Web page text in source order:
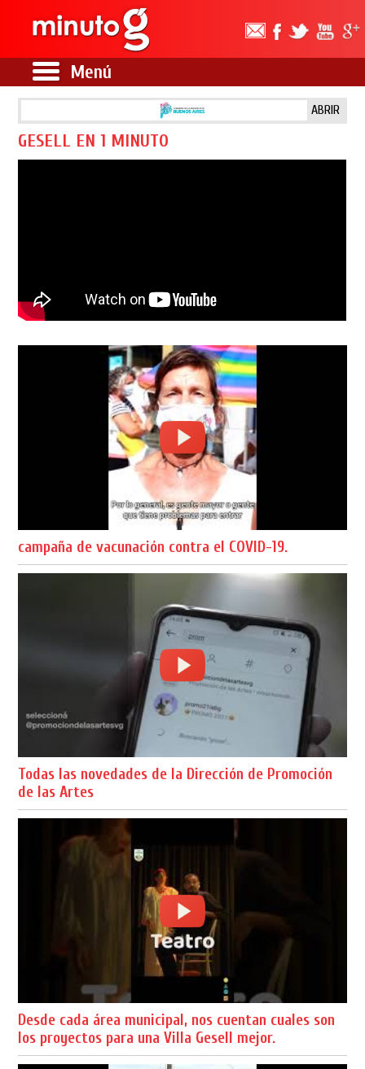
Menú
ABRIR
GESELL EN 1 MINUTO
campaña de vacunación contra el COVID-19.
Todas las novedades de la Dirección de Promoción
de las Artes
Desde cada área municipal, nos cuentan cuales son
los proyectos para una Villa Gesell mejor.